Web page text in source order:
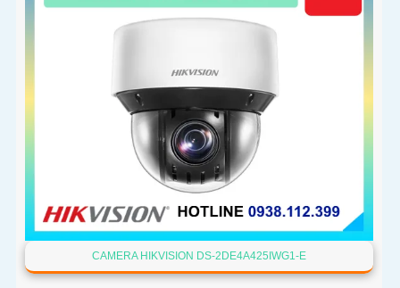
CAMERA HIKVISION DS-2DE4A425IWG1-E